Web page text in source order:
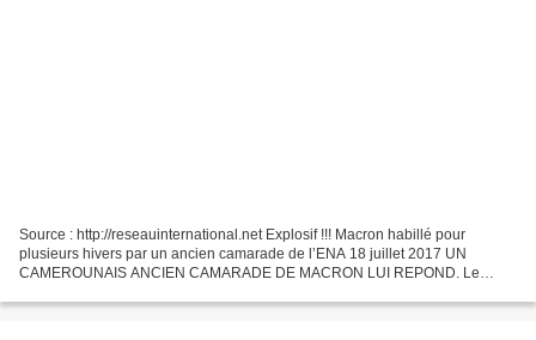
Source : http://reseauinternational.net Explosif !!! Macron habillé pour
plusieurs hivers par un ancien camarade de l’ENA 18 juillet 2017 UN
CAMEROUNAIS ANCIEN CAMARADE DE MACRON LUI REPOND. Le